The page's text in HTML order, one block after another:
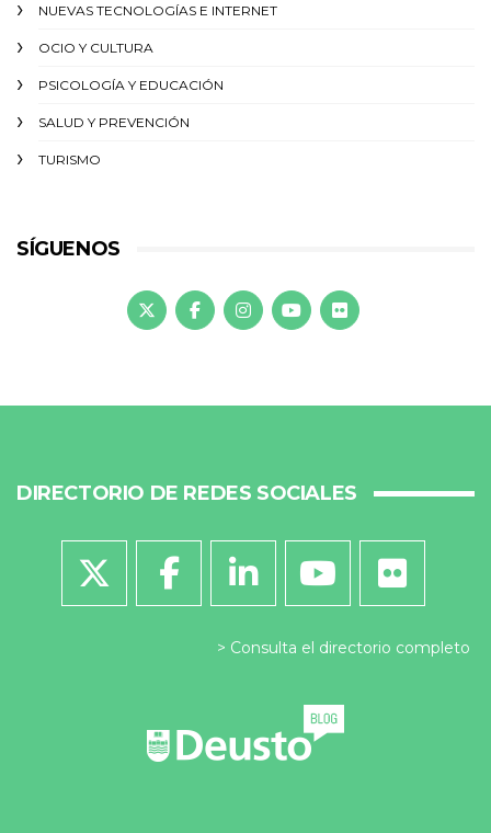
NUEVAS TECNOLOGÍAS E INTERNET
OCIO Y CULTURA
PSICOLOGÍA Y EDUCACIÓN
SALUD Y PREVENCIÓN
TURISMO
SÍGUENOS
DIRECTORIO DE REDES SOCIALES
Consulta el directorio completo